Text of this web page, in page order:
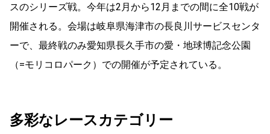
スのシリーズ戦。今年は2月から12月までの間に全10戦が
開催される。会場は岐阜県海津市の長良川サービスセンタ
ーで、最終戦のみ愛知県長久手市の愛・地球博記念公園
（=モリコロパーク）での開催が予定されている。
多彩なレースカテゴリー